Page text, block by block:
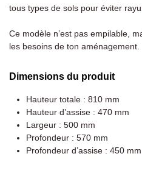
tous types de sols pour éviter
Ce modèle n’est pas empilable,
les besoins de ton aménagement.
Dimensions du produit
Hauteur totale : 810 mm
Hauteur d’assise : 470 mm
Largeur : 500 mm
Profondeur : 570 mm
Profondeur d’assise : 450 mm